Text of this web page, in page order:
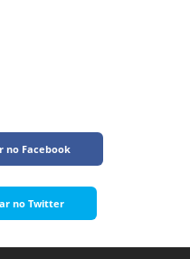
no Facebook
no Twitter